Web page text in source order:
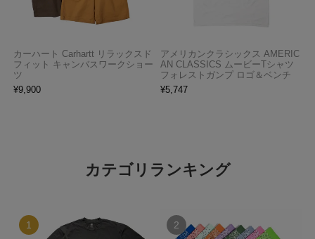
カーハート Carhartt リラックスド
フィット キャンバスワークショー
ツ
¥9,900
アメリカンクラシックス AMERIC
AN CLASSICS ムービーTシャツ
フォレストガンプ ロゴ＆ベンチ
¥5,747
カテゴリランキング